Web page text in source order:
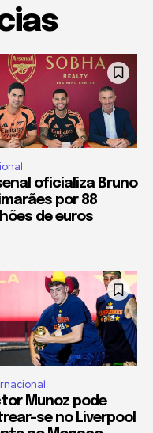
oficializa Bruno
por 88
de euros
Munoz pode
se no Liverpool